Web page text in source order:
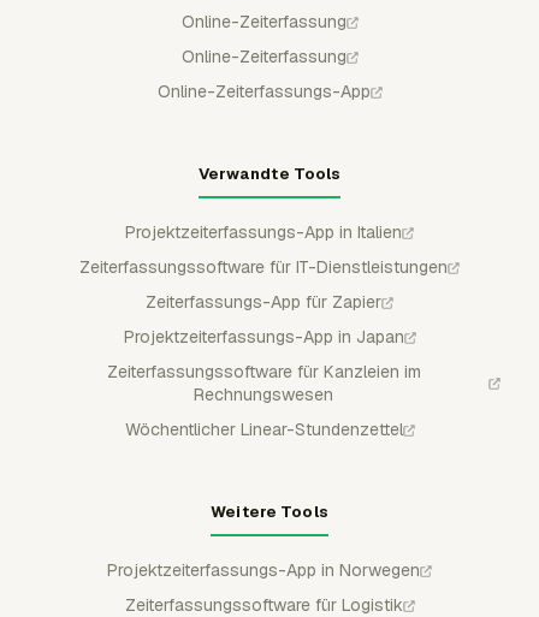
Online-Zeiterfassung
Online-Zeiterfassung
Online-Zeiterfassungs-App
Verwandte Tools
Projektzeiterfassungs-App in Italien
Zeiterfassungssoftware für IT-Dienstleistungen
Zeiterfassungs-App für Zapier
Projektzeiterfassungs-App in Japan
Zeiterfassungssoftware für Kanzleien im
Rechnungswesen
Wöchentlicher Linear-Stundenzettel
Weitere Tools
Projektzeiterfassungs-App in Norwegen
Zeiterfassungssoftware für Logistik